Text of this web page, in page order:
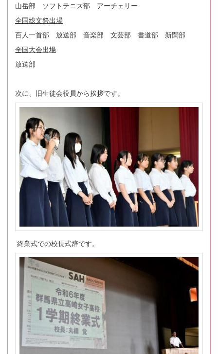
山岳部 ソフトテニス部 アーチェリー
全国総文祭出場
百人一首部 放送部 音楽部 文芸部 書道部 新聞部
全国大会出場
放送部
次に、旧生徒会役員から挨拶です。
終業式での校長式辞です。